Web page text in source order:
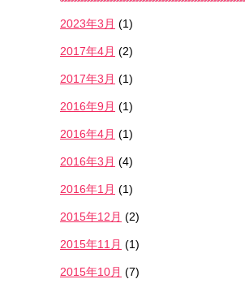
2023年3月 (1)
2017年4月 (2)
2017年3月 (1)
2016年9月 (1)
2016年4月 (1)
2016年3月 (4)
2016年1月 (1)
2015年12月 (2)
2015年11月 (1)
2015年10月 (7)